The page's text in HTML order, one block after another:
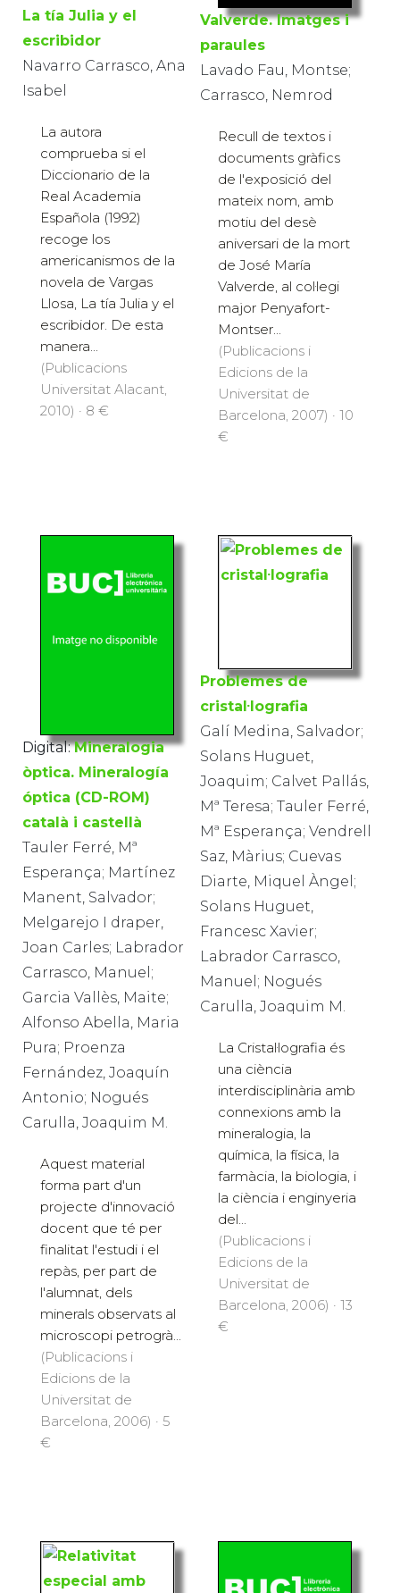
La tía Julia y el
escribidor
Navarro Carrasco, Ana
Isabel
La autora
comprueba si el
Diccionario de la
Real Academia
Española (1992)
recoge los
americanismos de la
novela de Vargas
Llosa, La tía Julia y el
escribidor. De esta
manera...
(Publicacions
Universitat Alacant,
2010) · 8 €
Valverde. Imatges i
paraules
Lavado Fau, Montse;
Carrasco, Nemrod
Recull de textos i
documents gràfics
de l'exposició del
mateix nom, amb
motiu del desè
aniversari de la mort
de José María
Valverde, al col·legi
major Penyafort-
Montser...
(Publicacions i
Edicions de la
Universitat de
Barcelona, 2007) · 10
€
Digital: Mineralogia
òptica. Mineralogía
óptica (CD-ROM)
català i castellà
Tauler Ferré, Mª
Esperança; Martínez
Manent, Salvador;
Melgarejo I draper,
Joan Carles; Labrador
Carrasco, Manuel;
Garcia Vallès, Maite;
Alfonso Abella, Maria
Pura; Proenza
Fernández, Joaquín
Antonio; Nogués
Carulla, Joaquim M.
Aquest material
forma part d'un
projecte d'innovació
docent que té per
finalitat l'estudi i el
repàs, per part de
l'alumnat, dels
minerals observats al
microscopi petrogrà...
(Publicacions i
Edicions de la
Universitat de
Barcelona, 2006) · 5
€
Problemes de
cristal·lografia
Galí Medina, Salvador;
Solans Huguet,
Joaquim; Calvet Pallás,
Mª Teresa; Tauler Ferré,
Mª Esperança; Vendrell
Saz, Màrius; Cuevas
Diarte, Miquel Àngel;
Solans Huguet,
Francesc Xavier;
Labrador Carrasco,
Manuel; Nogués
Carulla, Joaquim M.
La Cristal·lografia és
una ciència
interdisciplinària amb
connexions amb la
mineralogia, la
química, la física, la
farmàcia, la biologia, i
la ciència i enginyeria
del...
(Publicacions i
Edicions de la
Universitat de
Barcelona, 2006) · 13
€